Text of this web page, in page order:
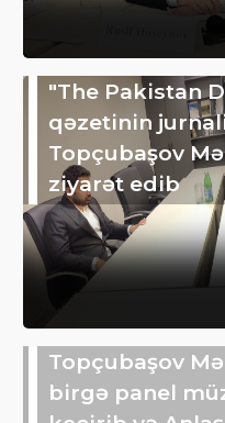
"The Pakistan
qəzetinin
Topçubaşov
ziyarət edib
Topçubaşov
birgə panel